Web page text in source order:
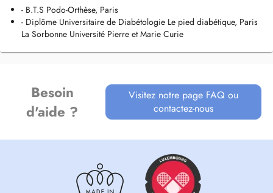
- B.T.S Podo-Orthèse, Paris
- Diplôme Universitaire de Diabétologie Le pied diabétique, Paris
La Sorbonne Université Pierre et Marie Curie
Besoin
d'aide ?
Visitez notre page FAQ ou
contactez-nous